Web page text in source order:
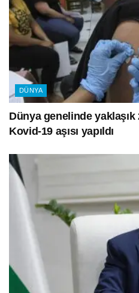
DÜNYA
Dünya genelinde
Kovid-19 aşısı yapıldı